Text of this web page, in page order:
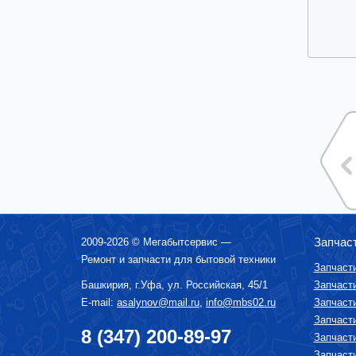
2009-2026 © Мегабытсервис —
Ремонт и запчасти для бытовой техники
Башкирия, г.Уфа, ул. Российская, 45/1
E-mail: asalynov@mail.ru, info@mbs02.ru
8 (347) 200-89-97